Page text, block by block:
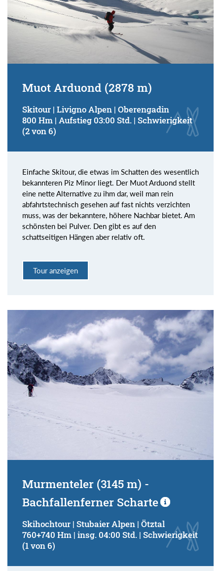
Muot Arduond (2878 m)
Skitour | Livigno Alpen | Oberengadin
800 Hm | Aufstieg 03:00 Std. | Schwierigkeit
(2 von 6)
Einfache Skitour, die etwas im Schatten des wesentlich
bekannteren Piz Minor liegt. Der Muot Arduond stellt
eine nette Alternative zu ihm dar, weil man rein
abfahrtstechnisch gesehen auf fast nichts verzichten
muss, was der bekanntere, höhere Nachbar bietet. Am
schönsten bei Pulver. Den gibt es auf den
schattseitigen Hängen aber relativ oft.
Tour anzeigen
Murmenteler (3145 m) -
Bachfallenferner Scharte
Skihochtour | Stubaier Alpen | Ötztal
760+740 Hm | insg. 04:00 Std. | Schwierigkeit
(1 von 6)